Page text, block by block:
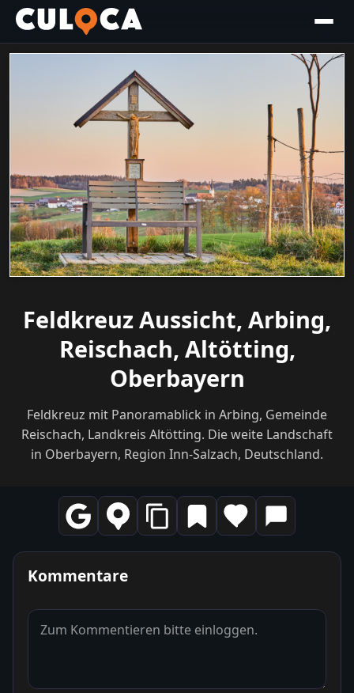
Feldkreuz Aussicht, Arbing,
Reischach, Altötting,
Oberbayern
Feldkreuz mit Panoramablick in Arbing, Gemeinde
Reischach, Landkreis Altötting. Die weite Landschaft
in Oberbayern, Region Inn-Salzach, Deutschland.
Kommentare